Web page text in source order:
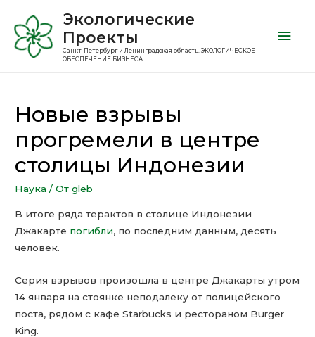
Экологические
Проекты
Санкт-Петербург и Ленинградская область. ЭКОЛОГИЧЕСКОЕ
ОБЕСПЕЧЕНИЕ БИЗНЕСА
Новые взрывы
прогремели в центре
столицы Индонезии
Наука / От gleb
В итоге ряда терактов в столице Индонезии
Джакарте погибли, по последним данным, десять
человек.
Серия взрывов произошла в центре Джакарты утром
14 января на стоянке неподалеку от полицейского
поста, рядом с кафе Starbucks и рестораном Burger
King.